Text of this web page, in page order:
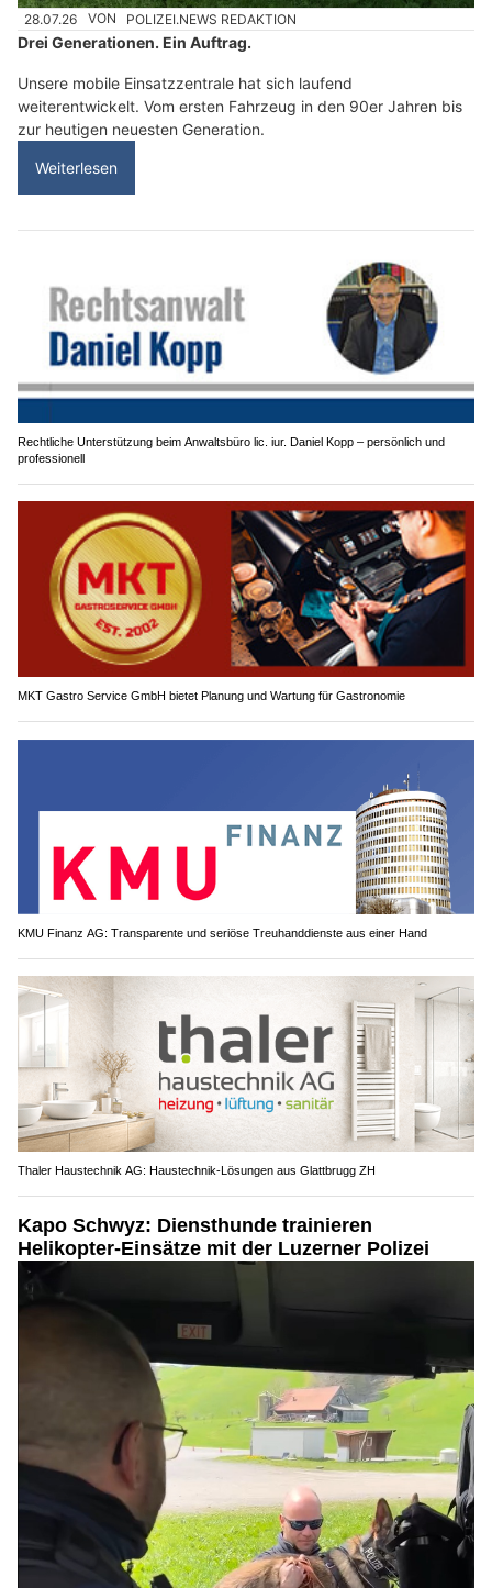
28.07.26 VON POLIZEI.NEWS REDAKTION
Drei Generationen. Ein Auftrag.
Unsere mobile Einsatzzentrale hat sich laufend
weiterentwickelt. Vom ersten Fahrzeug in den 90er Jahren bis
zur heutigen neuesten Generation.
Weiterlesen
Rechtliche Unterstützung beim Anwaltsbüro lic. iur. Daniel Kopp – persönlich und
professionell
MKT Gastro Service GmbH bietet Planung und Wartung für Gastronomie
KMU Finanz AG: Transparente und seriöse Treuhanddienste aus einer Hand
Thaler Haustechnik AG: Haustechnik-Lösungen aus Glattbrugg ZH
Kapo Schwyz: Diensthunde trainieren
Helikopter-Einsätze mit der Luzerner Polizei